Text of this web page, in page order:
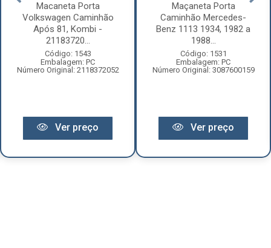
Macaneta Porta
Volkswagen Caminhão
Após 81, Kombi -
21183720...
Código: 1543
Embalagem: PC
Número Original: 2118372052
Ver preço
Maçaneta Porta
Caminhão Mercedes-
Benz 1113 1934, 1982 a
1988...
Código: 1531
Embalagem: PC
Número Original: 3087600159
Ver preço